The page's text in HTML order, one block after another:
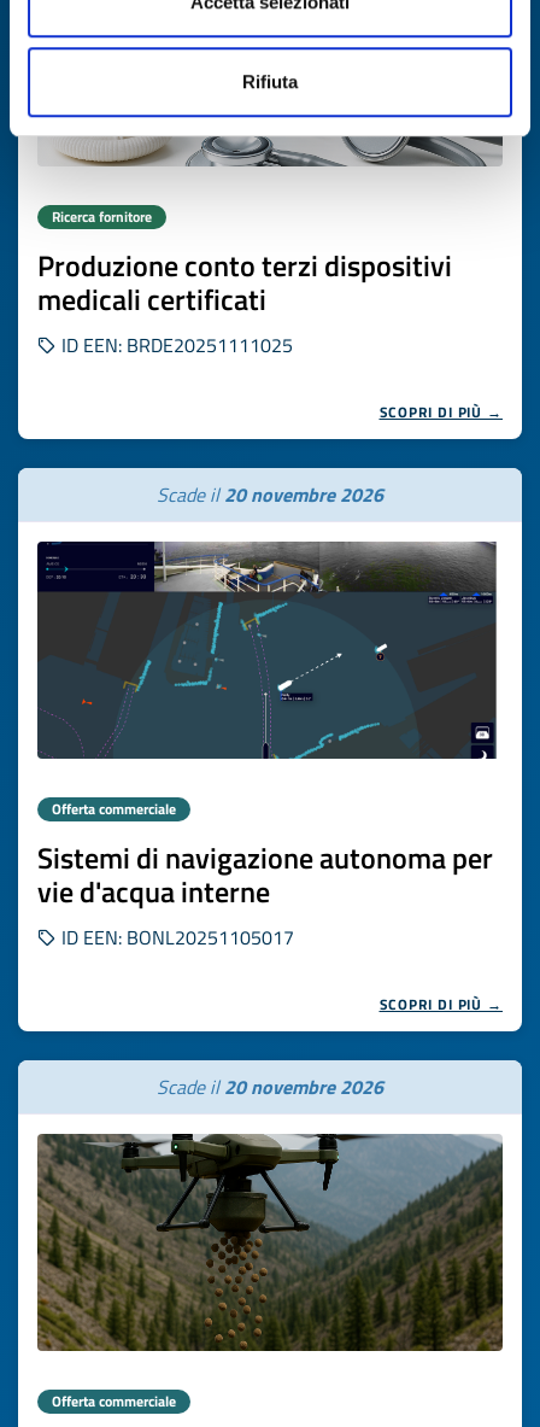
Rifiuta
Ricerca fornitore
Produzione conto terzi dispositivi
medicali certificati
ID EEN: BRDE20251111025
SCOPRI DI PIÙ →
Scade il20 novembre 2026
Offerta commerciale
Sistemi di navigazione autonoma per
vie d'acqua interne
ID EEN: BONL20251105017
SCOPRI DI PIÙ →
Scade il20 novembre 2026
Offerta commerciale